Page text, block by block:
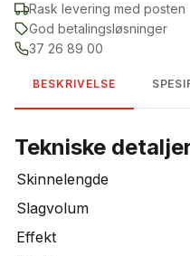
Rask levering med posten
God betalingsløsninger
37 26 89 00
BESKRIVELSE
Tekniske
Skinnelengde
Slagvolum
Effekt